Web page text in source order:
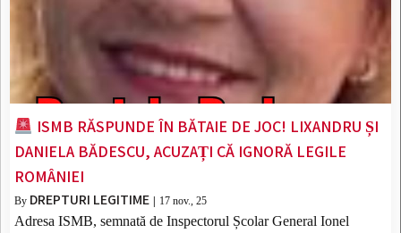
ISMB RĂSPUNDE ÎN BĂTAIE DE JOC! LIXANDRU ȘI
DANIELA BĂDESCU, ACUZAȚI CĂ IGNORĂ LEGILE
ROMÂNIEI
By DREPTURI LEGITIME 17 nov., 25
Adresa ISMB, semnată de Inspectorul Școlar General Ionel